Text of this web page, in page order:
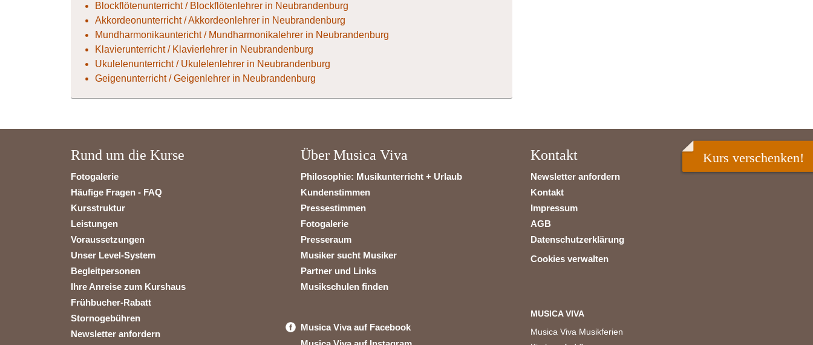
Blockflötenunterricht / Blockflötenlehrer in Neubrandenburg
Akkordeonunterricht / Akkordeonlehrer in Neubrandenburg
Mundharmonikauntericht / Mundharmonikalehrer in Neubrandenburg
Klavierunterricht / Klavierlehrer in Neubrandenburg
Ukulelenunterricht / Ukulelenlehrer in Neubrandenburg
Geigenunterricht / Geigenlehrer in Neubrandenburg
Rund um die Kurse
Fotogalerie
Häufige Fragen - FAQ
Kursstruktur
Leistungen
Voraussetzungen
Unser Level-System
Begleitpersonen
Ihre Anreise zum Kurshaus
Frühbucher-Rabatt
Stornogebühren
Newsletter anfordern
Über Musica Viva
Philosophie: Musikunterricht + Urlaub
Kundenstimmen
Pressestimmen
Fotogalerie
Presseraum
Musiker sucht Musiker
Partner und Links
Musikschulen finden
Musica Viva auf Facebook
Kontakt
Newsletter anfordern
Kontakt
Impressum
AGB
Datenschutzerklärung
Cookies verwalten
MUSICA VIVA
Musica Viva Musikferien
Kurs verschenken!